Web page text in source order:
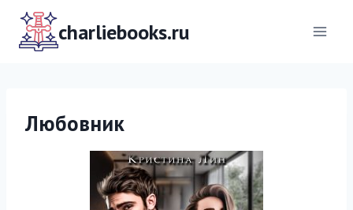
Перейти
содержимомуcharliebooks.ru
Любовник